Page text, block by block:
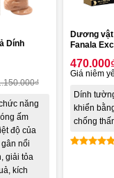
Dính
₫
năng
ấm
độ của
nổi
giải tỏa
kích
Dương
Fanala
470.000
Giá niêm
Dính
khiển
chống